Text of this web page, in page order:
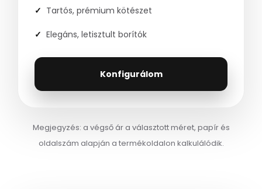
Tartós, prémium kötészet
Elegáns, letisztult borítók
Konfigurálom
Megjegyzés: a végső ár a választott méret, papír és
oldalszám alapján a termékoldalon kalkulálódik.